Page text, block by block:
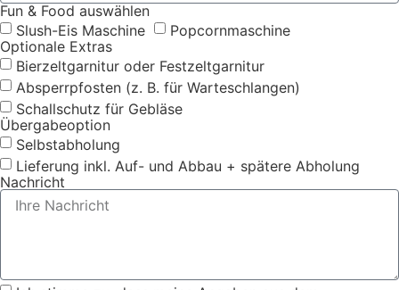
Fun & Food auswählen
Slush-Eis Maschine
Popcornmaschine
Optionale Extras
Bierzeltgarnitur oder Festzeltgarnitur
Absperrpfosten (z. B. für Warteschlangen)
Schallschutz für Gebläse
Übergabeoption
Selbstabholung
Lieferung inkl. Auf- und Abbau + spätere Abholung
Nachricht